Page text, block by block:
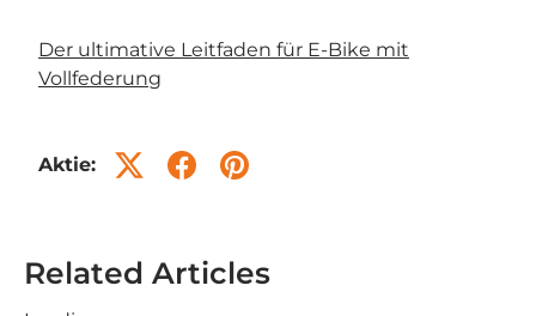
Der ultimative Leitfaden für E-Bike mit
Vollfederung
Aktie:
Related Articles